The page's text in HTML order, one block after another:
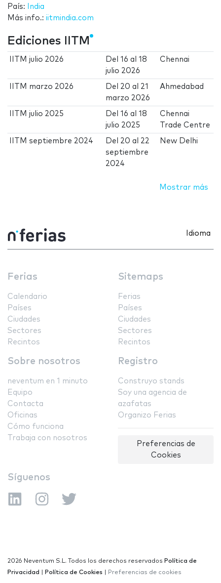
País:
India
Más info.: iitmindia.com
Ediciones IITM
IITM julio 2026 Del16 al18
julio 2026
Chennai
IITM marzo 2026 Del 20 al 21
marzo 2026
Ahmedabad
IITM julio 2025 Del16 al18
julio 2025
Chennai
Trade Centre
IITM septiembre 2024 Del 20 al 22
septiembre
2024
New Delhi
Mostrar más
Idioma
Ferias
Calendario
Países
Ciudades
Sectores
Recintos
Sitemaps
Ferias
Países
Ciudades
Sectores
Recintos
Sobre nosotros
neventum en 1 minuto
Equipo
Contacta
Oficinas
Cómo funciona
Trabaja con nosotros
Registro
Construyo stands
Soy una agencia de
azafatas
Organizo Ferias
Preferencias de
Cookies
Síguenos
2026 Neventum S.L. Todos los derechos reservados Política de
Privacidad
Política de Cookies Preferencias de cookies